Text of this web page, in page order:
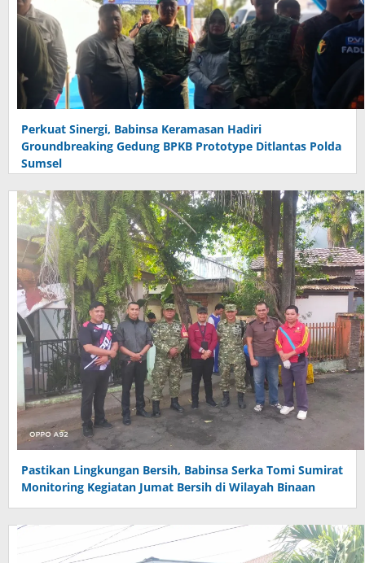
Perkuat Sinergi, Babinsa Keramasan Hadiri
Groundbreaking Gedung BPKB Prototype Ditlantas Polda
Sumsel
Pastikan Lingkungan Bersih, Babinsa Serka Tomi Sumirat
Monitoring Kegiatan Jumat Bersih di Wilayah Binaan